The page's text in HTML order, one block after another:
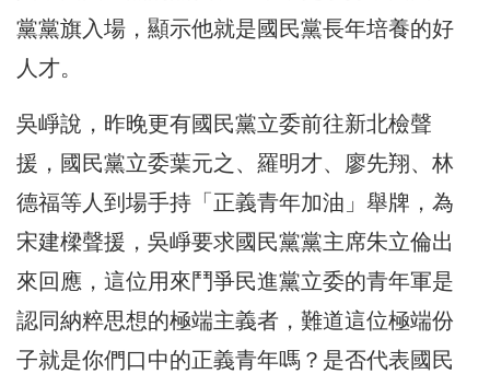
黨黨旗入場，顯示他就是國民黨長年培養的好
人才。
吳崢說，昨晚更有國民黨立委前往新北檢聲
援，國民黨立委葉元之、羅明才、廖先翔、林
德福等人到場手持「正義青年加油」舉牌，為
宋建樑聲援，吳崢要求國民黨黨主席朱立倫出
來回應，這位用來鬥爭民進黨立委的青年軍是
認同納粹思想的極端主義者，難道這位極端份
子就是你們口中的正義青年嗎？是否代表國民